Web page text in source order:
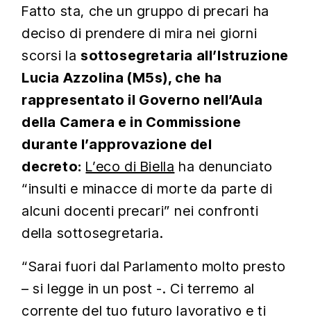
Fatto sta, che un gruppo di precari ha
deciso di prendere di mira nei giorni
scorsi la sottosegretaria all’Istruzione
Lucia Azzolina (M5s), che ha
rappresentato il Governo nell’Aula
della Camera e in Commissione
durante l’approvazione del
decreto: L’eco di Biella ha denunciato
“insulti e minacce di morte da parte di
alcuni docenti precari” nei confronti
della sottosegretaria.
“Sarai fuori dal Parlamento molto presto
– si legge in un post -. Ci terremo al
corrente del tuo futuro lavorativo e ti